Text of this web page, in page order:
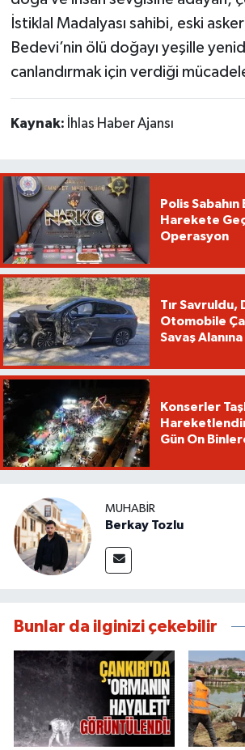
İstiklal Madalyası sahibi, eski
Bedevi’nin ölü doğayı yeşille
canlandırmak için verdiği
Kaynak: İhlas Haber Ajansı
Polis
Harekete
Operasyon
Tır Savruldu,
Otomobile
Savaş
Konserler
Gün On
MUHABIR
Berkay Tozlu
Bunlar da ilginizi çekebilir